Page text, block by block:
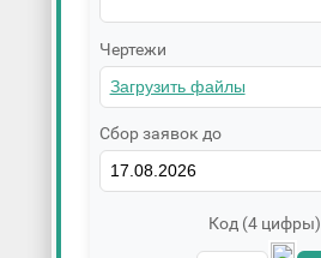
Чертежи
Сбор заявок до
Код (4 цифры)